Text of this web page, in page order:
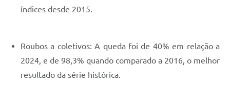
índices desde 2015.
Roubos a coletivos: A queda foi de 40% em relação a
2024, e de 98,3% quando comparado a 2016, o melhor
resultado da série histórica.